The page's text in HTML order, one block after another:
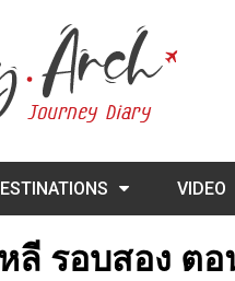
VIDEO
หลี รอบสอง ต